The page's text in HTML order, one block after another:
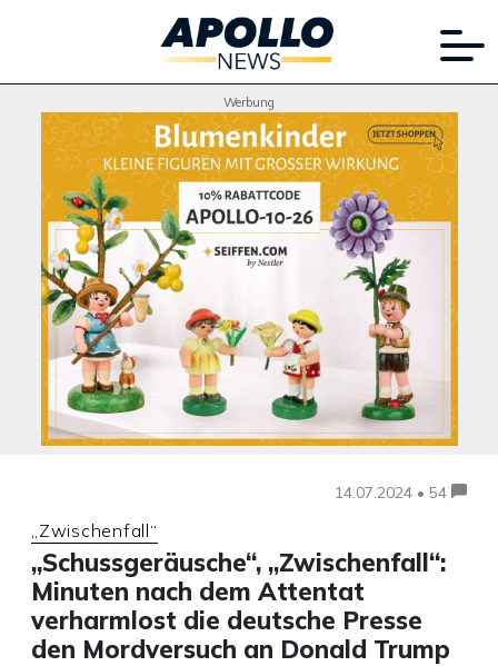
Werbung
14.07.2024 • 54
„Zwischenfall“
„Schussgeräusche“, „Zwischenfall“:
Minuten nach dem Attentat
verharmlost die deutsche Presse
den Mordversuch an Donald Trump